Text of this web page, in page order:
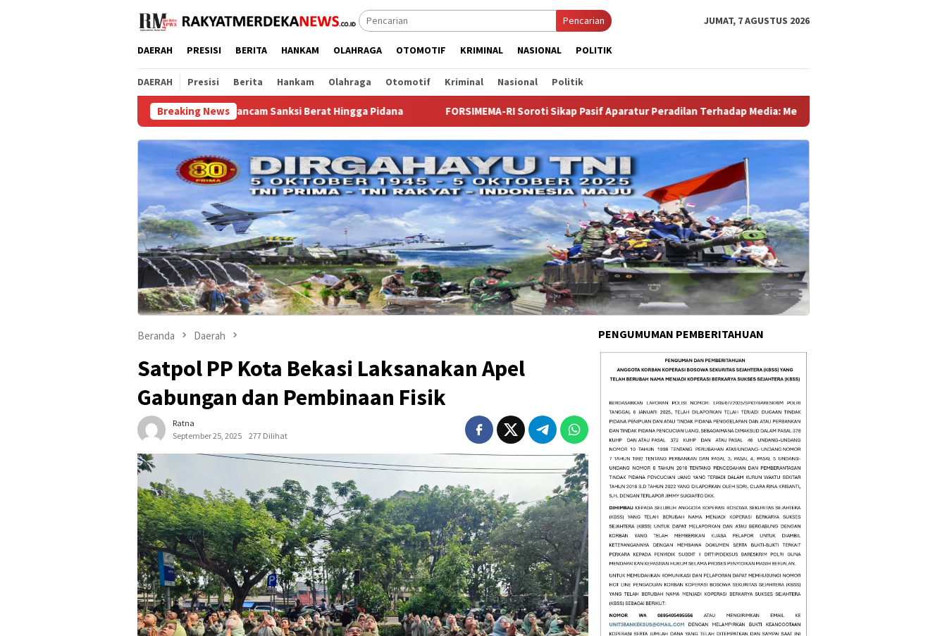
Pencarian JUMAT, 7 AGUSTUS 2026
DAERAH PRESISI BERITA HANKAM OLAHRAGA OTOMOTIF KRIMINAL NASIONAL POLITIK
DAERAH Presisi Berita Hankam Olahraga Otomotif Kriminal Nasional Politik
Breaking News
Tanah, Pelaksana Terancam Sanksi Berat Hingga Pidana FORSIMEMA-RI Soroti Sikap Pasif Aparatur Peradilan Terhadap Media: Menutup Diri Hanya Memperburuk Citra Lembaga ‎ ‎
Beranda Daerah
Satpol PP Kota Bekasi Laksanakan Apel
Gabungan dan Pembinaan Fisik
Ratna
September 25, 2025
277 Dilihat
PENGUMUMAN PEMBERITAHUAN